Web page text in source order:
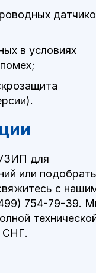
в условиях
для
или подобрать
с
754-79-39.
СНГ.